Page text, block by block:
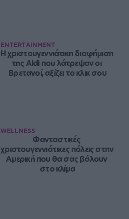
ENTERTAINMENT
Η χριστουγεννιάτικη διαφήμιση
της Aldi που λάτρεψαν οι
Βρετανοί, αξίζει το κλικ σου
WELLNESS
Φανταστικές
χριστουγεννιάτικες πόλεις στην
Αμερική που θα σας βάλουν
στο κλίμα